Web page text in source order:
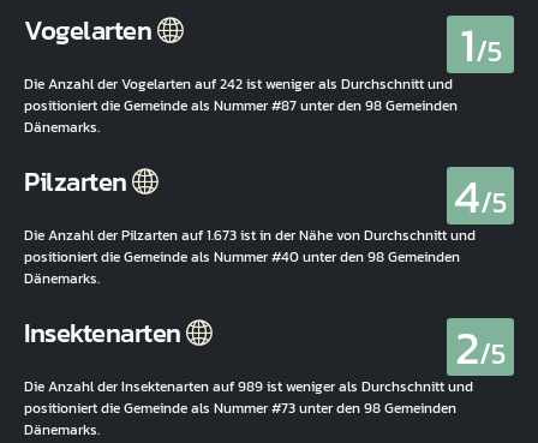
Vogelarten 1/5
Die Anzahl der Vogelarten auf 242 ist weniger als Durchschnitt und
positioniert die Gemeinde als Nummer #87 unter den 98 Gemeinden
Dänemarks.
Pilzarten 4/5
Die Anzahl der Pilzarten auf 1.673 ist in der Nähe von Durchschnitt und
positioniert die Gemeinde als Nummer #40 unter den 98 Gemeinden
Dänemarks.
Insektenarten 2/5
Die Anzahl der Insektenarten auf 989 ist weniger als Durchschnitt und
positioniert die Gemeinde als Nummer #73 unter den 98 Gemeinden
Dänemarks.